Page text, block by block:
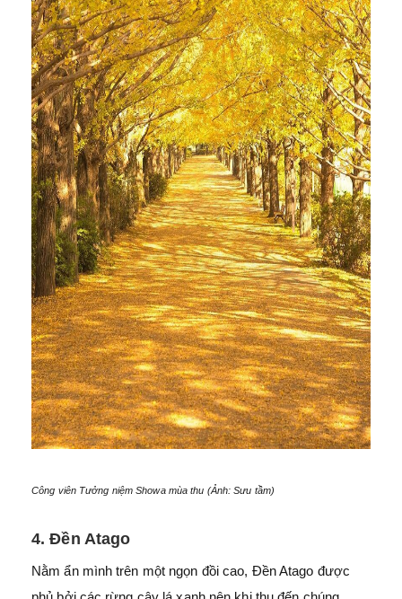
Công viên Tưởng niệm Showa mùa thu (Ảnh: Sưu tầm)
4. Đền Atago
Nằm ẩn mình trên một ngọn đồi cao, Đền Atago được